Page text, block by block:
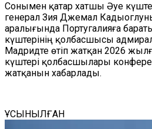
Сонымен қатар хатшы Әуе
генерал Зия Джемал
аралығында Португалияға
күштерінің қолбасшысы
Мадридте өтіп жатқан 2026
күштері қолбасшылары
жатқанын хабарлады.
ҰСЫНЫЛҒАН